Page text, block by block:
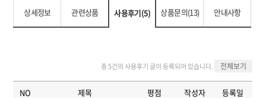
상세정보 관련상품 사용후기(5) 상품문의(13) 안내사항